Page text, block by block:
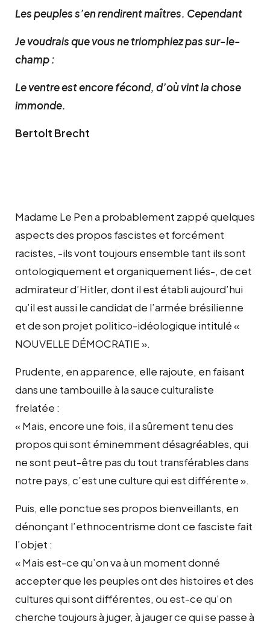
Les peuples s’en rendirent maîtres. Cependant
Je voudrais que vous ne triomphiez pas sur-le-
champ :
Le ventre est encore fécond, d’où vint la chose
immonde.
Bertolt Brecht
Madame Le Pen a probablement zappé quelques
aspects des propos fascistes et forcément
racistes, -ils vont toujours ensemble tant ils sont
ontologiquement et organiquement liés-, de cet
admirateur d’Hitler, dont il est établi aujourd’hui
qu’il est aussi le candidat de l’armée brésilienne
et de son projet politico-idéologique intitulé «
NOUVELLE DÉMOCRATIE ».
Prudente, en apparence, elle rajoute, en faisant
dans une tambouille à la sauce culturaliste
frelatée :
« Mais, encore une fois, il a sûrement tenu des
propos qui sont éminemment désagréables, qui
ne sont peut-être pas du tout transférables dans
notre pays, c’est une culture qui est différente ».
Puis, elle ponctue ses propos bienveillants, en
dénonçant l’ethnocentrisme dont ce fasciste fait
l’objet :
« Mais est-ce qu’on va à un moment donné
accepter que les peuples ont des histoires et des
cultures qui sont différentes, ou est-ce qu’on
cherche toujours à juger, à jauger ce qui se passe à